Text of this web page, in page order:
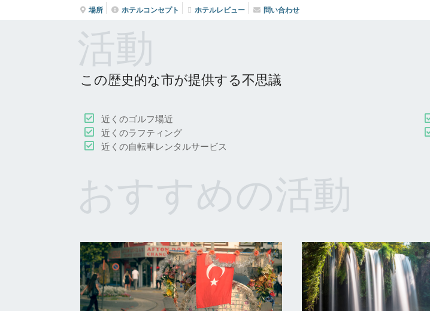
場所 ホテルコンセプト ホテルレビュー 問い合わせ
活動
この歴史的な市が提供する不思議
近くのゴルフ場近
近くのラフティング
近くの自転車レンタルサービス
おすすめの活動